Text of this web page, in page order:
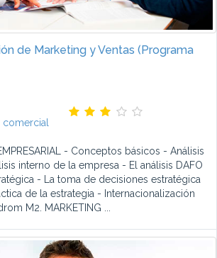
de Marketing y Ventas (Programa
- Conceptos básicos - Análisis
interno de la empresa - El análisis DAFO
- La toma de decisiones estratégica
de la estrategia - Internacionalización
M2. MARKETING ...